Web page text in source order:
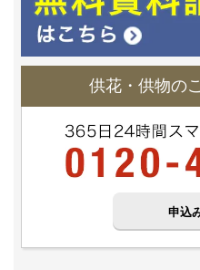
供花・供物の
申込